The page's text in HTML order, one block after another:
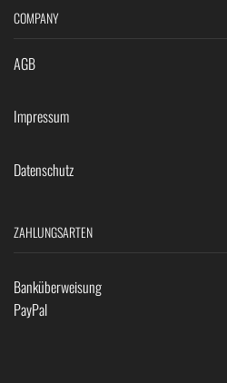
COMPANY
AGB
Impressum
Datenschutz
ZAHLUNGSARTEN
Banküberweisung
PayPal